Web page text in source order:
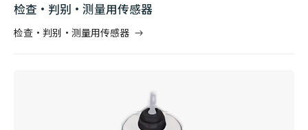
检查·判别·测量用传感器
检查·判别·测量用传感器